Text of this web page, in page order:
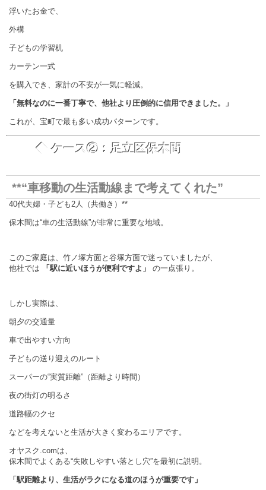
浮いたお金で、
外構
子どもの学習机
カーテン一式
を購入でき、家計の不安が一気に軽減。
「無料なのに一番丁寧で、他社より圧倒的に信用できました。」
これが、宝町で最も多い成功パターンです。
◆ ケース②：足立区保木間
**“車移動の生活動線まで考えてくれた”
40代夫婦・子ども2人（共働き）**
保木間は“車の生活動線”が非常に重要な地域。
このご家庭は、竹ノ塚方面と谷塚方面で迷っていましたが、
他社では
「駅に近いほうが便利ですよ」 の一点張り。
しかし実際は、
朝夕の交通量
車で出やすい方向
子どもの送り迎えのルート
スーパーの“実質距離”（距離より時間）
夜の街灯の明るさ
道路幅のクセ
などを考えないと生活が大きく変わるエリアです。
オヤスク.comは、
保木間でよくある“失敗しやすい落とし穴”を最初に説明。
「駅距離より、生活がラクになる道のほうが重要です」